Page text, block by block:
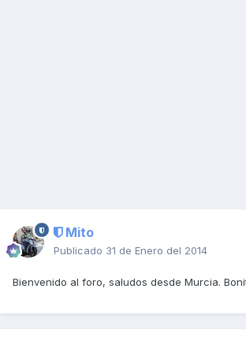
Mito
Publicado 31 de Enero del 2014
Bienvenido al foro, saludos desde Murcia.